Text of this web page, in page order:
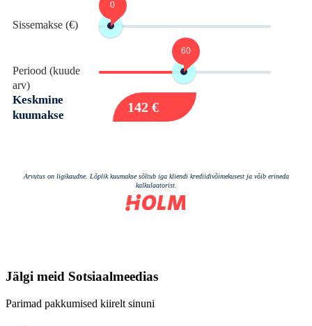
Jälgi meid Sotsiaalmeedias
Parimad pakkumised kiirelt sinuni